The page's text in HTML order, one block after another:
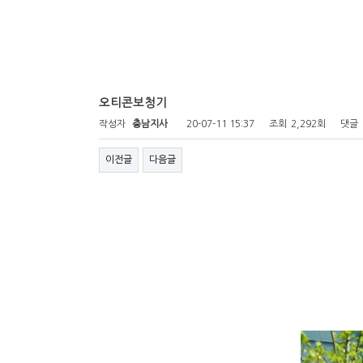
오티콘보청기
작성자 충남지사 20-07-11 15:37 조회 2,292회 댓글
이전글 다음글